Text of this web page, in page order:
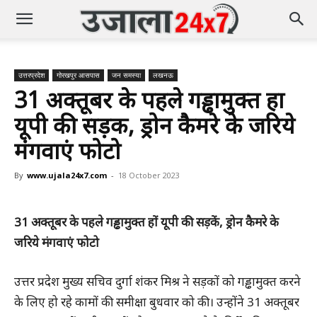
उत्तरप्रदेश गोरखपुर आसपास जन समस्या लखनऊ
31 अक्तूबर के पहले गड्ढामुक्त हों
यूपी की सड़कें, ड्रोन कैमरे के जरिये
मंगवाएं फोटो
By www.ujala24x7.com - 18 October 2023
31 अक्तूबर के पहले गड्ढामुक्त हों यूपी की सड़कें, ड्रोन कैमरे के
जरिये मंगवाएं फोटो
उत्तर प्रदेश मुख्य सचिव दुर्गा शंकर मिश्र ने सड़कों को गड्ढामुक्त करने
के लिए हो रहे कामों की समीक्षा बुधवार को की। उन्होंने 31 अक्तूबर